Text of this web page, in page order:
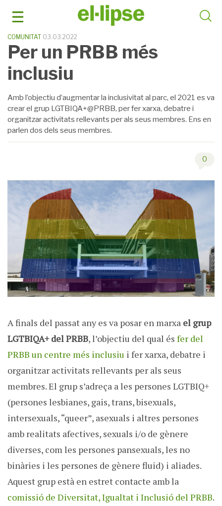
COMUNITAT 03.03.2022
Per un PRBB més
inclusiu
Amb l’objectiu d’augmentar la inclusivitat al parc, el 2021 es va
crear el grup LGTBIQA+@PRBB, per fer xarxa, debatre i
organitzar activitats rellevants per als seus membres. Ens en
parlen dos dels seus membres.
0
A finals del passat any es va posar en marxa el grup
LGTBIQA+ del PRBB, l’objectiu del qual és fer del
PRBB un centre més inclusiu i fer xarxa, debatre i
organitzar activitats rellevants per als seus
membres. El grup s’adreça a les persones LGTBIQ+
(persones lesbianes, gais, trans, bisexuals,
intersexuals, “queer”, asexuals i altres persones
amb realitats afectives, sexuals i/o de gènere
diverses, com les persones pansexuals, les no
binàries i les persones de gènere fluid) i aliades.
Aquest grup està en estret contacte amb la
comissió de Diversitat, Igualtat i Inclusió del PRBB.